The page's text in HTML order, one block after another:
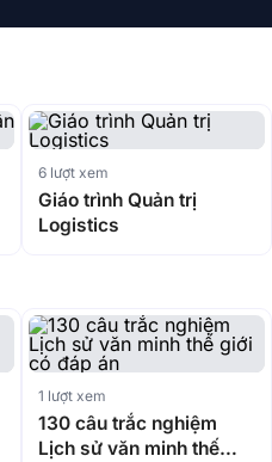
6 lượt xem
Giáo trình Quản trị
Logistics
1 lượt xem
130 câu trắc nghiệm
Lịch sử văn minh thế